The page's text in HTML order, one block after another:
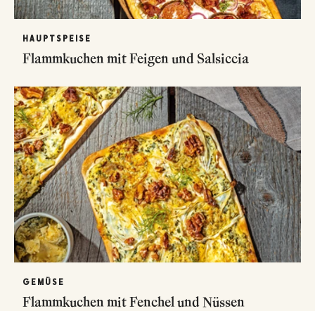
HAUPTSPEISE
Flammkuchen mit Feigen und Salsiccia
GEMÜSE
Flammkuchen mit Fenchel und Nüssen